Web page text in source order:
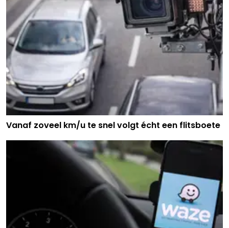
Vanaf zoveel km/u te snel volgt écht een flitsboete